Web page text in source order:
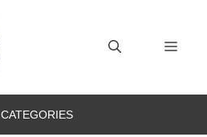
CATEGORIES